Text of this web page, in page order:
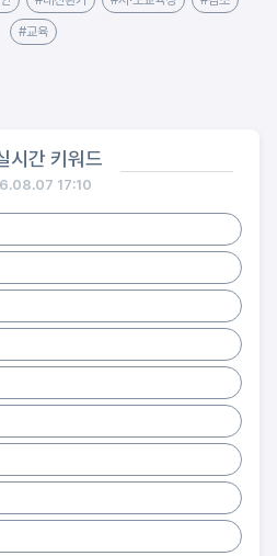
#교육
시간 키워드
17:10